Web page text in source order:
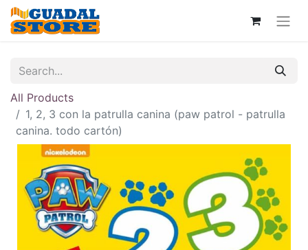
All Products
1, 2, 3 con la patrulla canina (paw patrol - patrulla
canina. todo cartón)